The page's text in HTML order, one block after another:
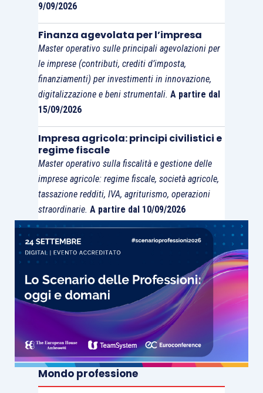
9/09/2026
Finanza agevolata per l’impresa
Master operativo sulle principali agevolazioni per
le imprese (contributi, crediti d’imposta,
finanziamenti) per investimenti in innovazione,
digitalizzazione e beni strumentali. A partire dal
15/09/2026
Impresa agricola: principi civilistici e
regime fiscale
Master operativo sulla fiscalità e gestione delle
imprese agricole: regime fiscale, società agricole,
tassazione redditi, IVA, agriturismo, operazioni
straordinarie. A partire dal 10/09/2026
Mondo professione